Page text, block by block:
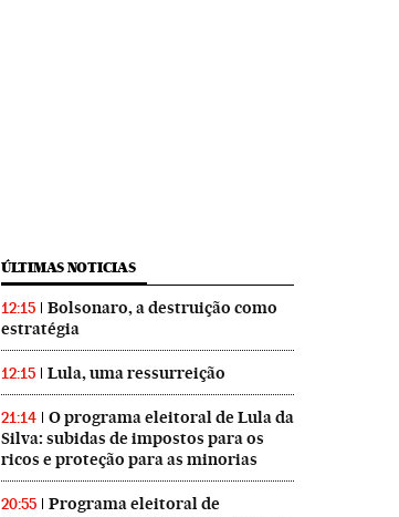
ÚLTIMAS NOTICIAS
12:15
Bolsonaro, a destruição como
estratégia
12:15 Lula, uma ressurreição
21:14
O programa eleitoral de Lula da
Silva: subidas de impostos para os
ricos e proteção para as minorias
20:55
Programa eleitoral de